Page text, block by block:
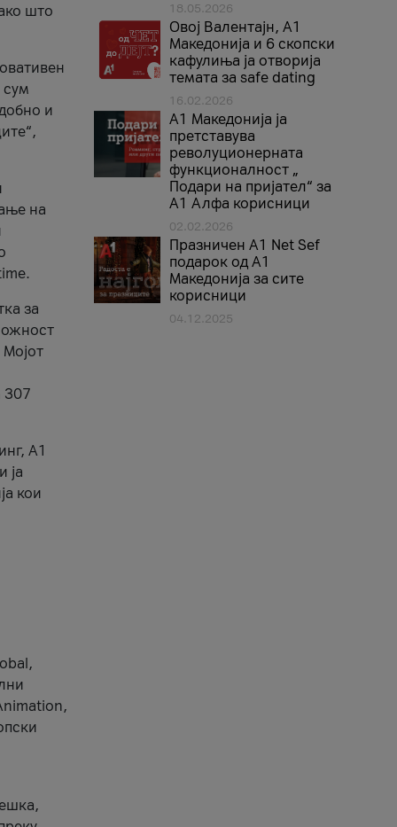
што
сум
и
на
за
307
А1
ја
кои
18.05.2026
Овој Валентајн, A1
Македонија и 6 скопски
кафулиња ја отворија
темата за safe dating
16.02.2026
А1 Македонија ја
претставува
револуционерната
функционалност „
Подари на пријател“ за
А1 Алфа корисници
02.02.2026
Празничен A1 Net Sеf
подарок од А1
Македонија за сите
корисници
04.12.2025